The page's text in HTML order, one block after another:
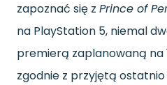
zapoznać się z Prince of
na PlayStation 5, niemal
premierą zaplanowaną na
zgodnie z przyjętą